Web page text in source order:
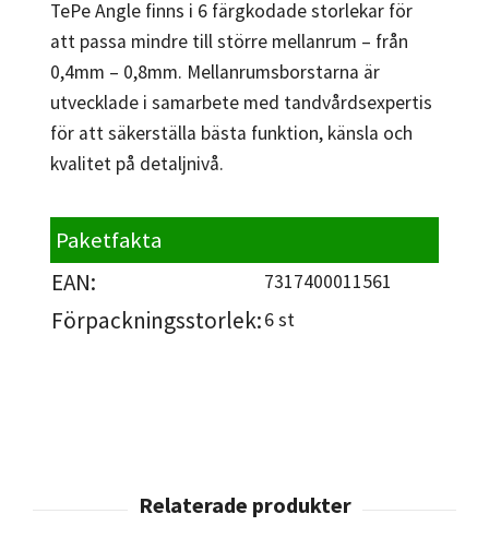
TePe Angle finns i 6 färgkodade storlekar för
att passa mindre till större mellanrum – från
0,4mm – 0,8mm. Mellanrumsborstarna är
utvecklade i samarbete med tandvårdsexpertis
för att säkerställa bästa funktion, känsla och
kvalitet på detaljnivå.
Paketfakta
EAN: 7317400011561
Förpackningsstorlek:6 st